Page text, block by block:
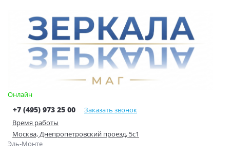
Онлайн
+7 (495) 973 25 00
Заказать звонок
Время работы
Москва, Днепропетровский проезд, 5с1
Эль-Монте